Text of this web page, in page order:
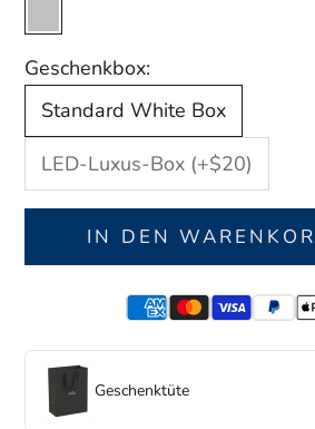
Silber
Geschenkbox:
Standard White Box
LED-Luxus-Box (+$20)
IN DEN
Geschenktüte